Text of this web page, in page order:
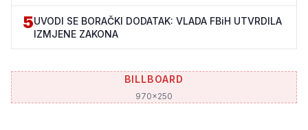
5UVODI SE BORAČKI DODATAK: VLADA FBiH UTVRDILA
IZMJENE ZAKONA
BILLBOARD
970x250